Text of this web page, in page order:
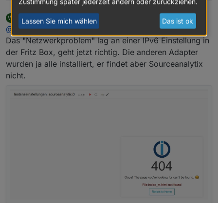
W
Offline
Willi-Wunder schrieb am23. Dez. 2023, 12:59
zuletzt editiert von
@
crunchip
Das "Netzwerkproblem" lag an einer IPv6 Einstellung in
der Fritz Box, geht jetzt richtig. Die anderen Adapter
wurden ja alle installiert, er findet aber Sourceanalytix
nicht.
Lassen Sie mich wählen Das ist ok